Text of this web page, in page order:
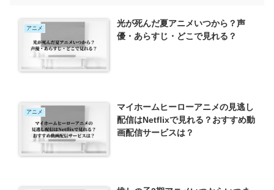
アニメ
光が死んだ夏アニメいつから？声
優・あらすじ・どこで見れる？
アニメ
マイホームヒーローアニメの見逃し
配信はNetflixで見れる？おすすめ動
画配信サービスは？